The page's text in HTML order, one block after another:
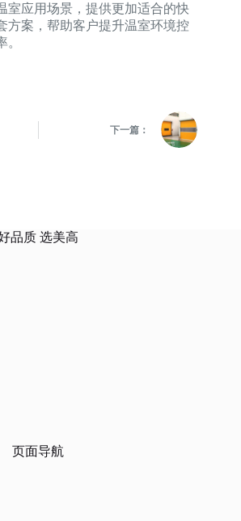
室应用场景，提供更加适合的快
方案，帮助客户提升温室环境控
下一篇：
品质 选美高
页面导航